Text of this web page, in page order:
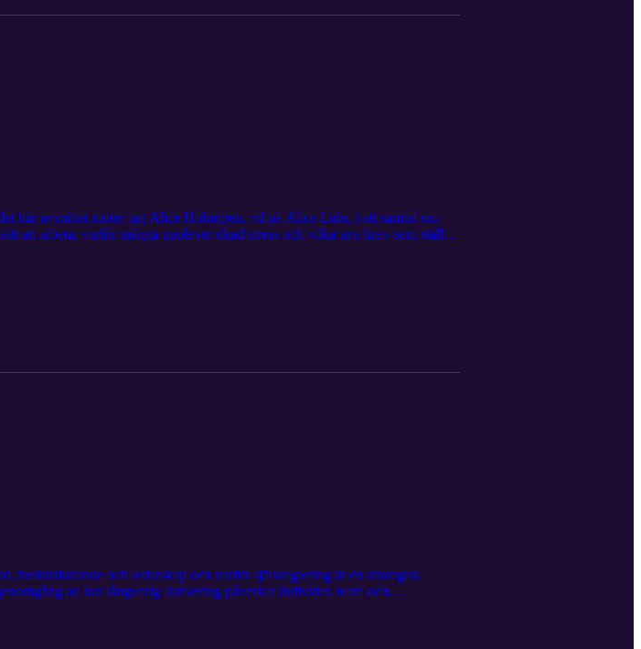
här avsnittet möter jag Alice Holmgren, vd på Alice Labs, i ett samtal om
att arbeta, varför många upplever ökad stress och vilka nya krav som ställs
AI kan fungera som en superkraft, och vad som krävs för att använda den
med AI i arbetslivet – och hur vi kan skapa arbetsplatser där
oss på www.aumla.se www.alicelabs.ai
beslutsfattande och ledarskap och varför självreglering är en strategisk
av hur långvarig aktivering påverkar individer, team och
inte bara ett individuellt problem. Vill du själv prova en kort
Vill du veta mer om hur ni kan arbeta mer strukturerat med stress, ledarskap
Miriam på miriam@aumla.se.